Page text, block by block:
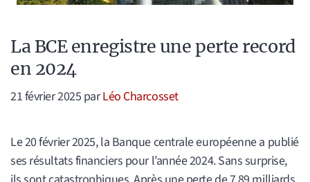
La BCE enregistre une perte record
en 2024
21 février 2025 parLéo Charcosset
Le 20 février 2025, la Banque centrale européenne a publié
ses résultats financiers pour l’année 2024. Sans surprise,